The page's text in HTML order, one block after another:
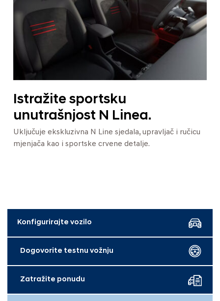
Istražite sportsku
unutrašnjost N Linea.
Uključuje ekskluzivna N Line sjedala, upravljač i ručicu
mjenjača kao i sportske crvene detalje.
Konfigurirajte vozilo
Dogovorite testnu vožnju
Zatražite ponudu